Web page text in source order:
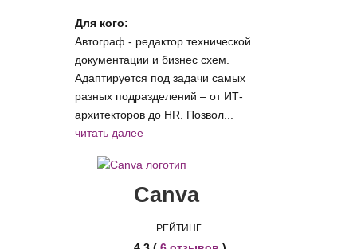
Для кого:
Автограф - редактор технической
документации и бизнес схем.
Адаптируется под задачи самых
разных подразделений – от ИТ-
архитекторов до HR. Позвол...
читать далее
Canva
РЕЙТИНГ